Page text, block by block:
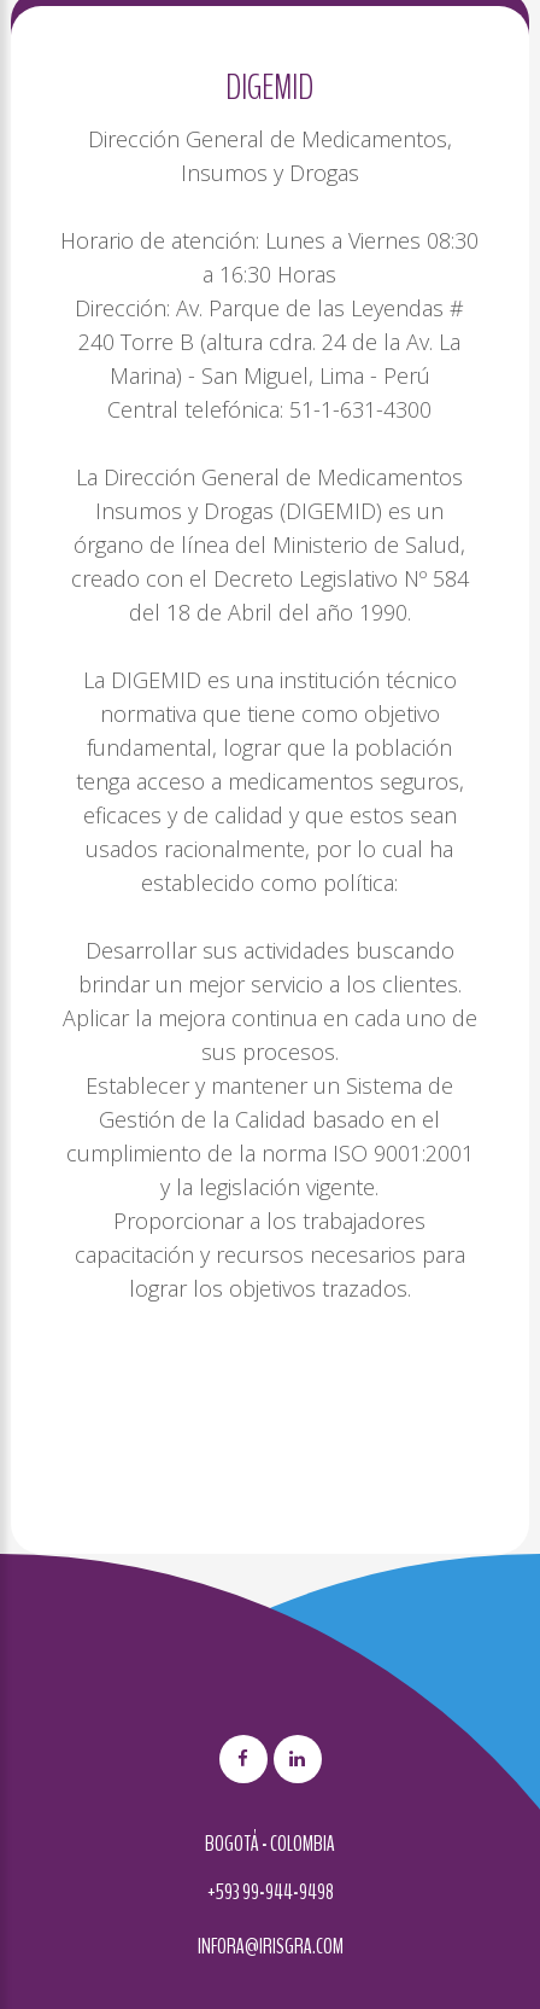
DIGEMID
Dirección General de Medicamentos,
Insumos y Drogas
Horario de atención: Lunes a Viernes 08:30
a 16:30 Horas
Dirección: Av. Parque de las Leyendas #
240 Torre B (altura cdra. 24 de la Av. La
Marina) - San Miguel, Lima - Perú
Central telefónica: 51-1-631-4300
La Dirección General de Medicamentos
Insumos y Drogas (DIGEMID) es un
órgano de línea del Ministerio de Salud,
creado con el Decreto Legislativo Nº 584
del 18 de Abril del año 1990.
La DIGEMID es una institución técnico
normativa que tiene como objetivo
fundamental, lograr que la población
tenga acceso a medicamentos seguros,
eficaces y de calidad y que estos sean
usados racionalmente, por lo cual ha
establecido como política:
Desarrollar sus actividades buscando
brindar un mejor servicio a los clientes.
Aplicar la mejora continua en cada uno de
sus procesos.
Establecer y mantener un Sistema de
Gestión de la Calidad basado en el
cumplimiento de la norma ISO 9001:2001
y la legislación vigente.
Proporcionar a los trabajadores
capacitación y recursos necesarios para
lograr los objetivos trazados.
BOGOTÁ - COLOMBIA
+593 99-944-9498
INFORA@IRISGRA.COM